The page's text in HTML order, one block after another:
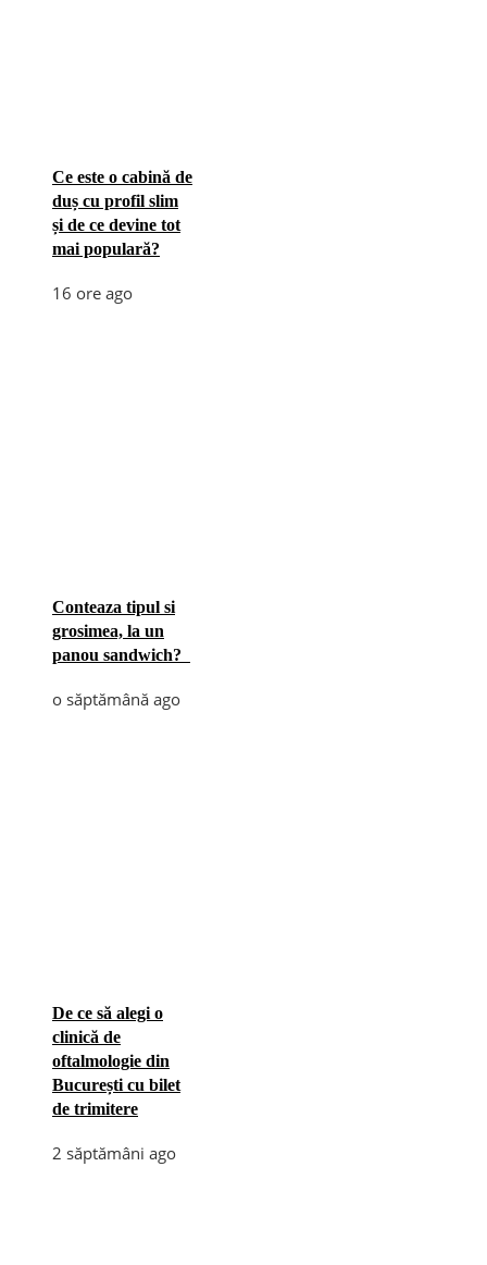
Ce este o cabină de
duș cu profil slim
și de ce devine tot
mai populară?
16 ore ago
Conteaza tipul si
grosimea, la un
panou sandwich?
o săptămână ago
De ce să alegi o
clinică de
oftalmologie din
București cu bilet
de trimitere
2 săptămâni ago